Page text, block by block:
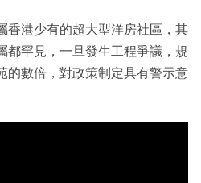
香港少有的超大型洋房社區，其
都罕見，一旦發生工程爭議，規
的數倍，對政策制定具有警示意